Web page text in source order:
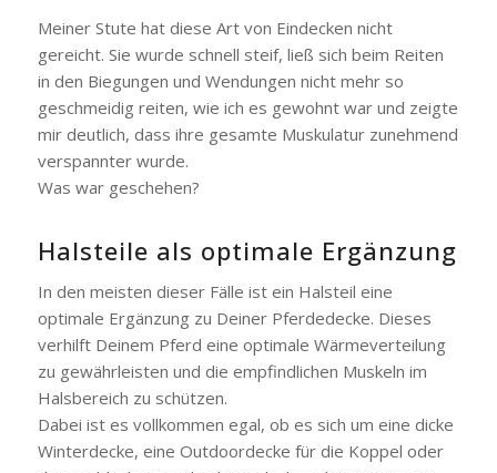
Meiner Stute hat diese Art von Eindecken nicht
gereicht. Sie wurde schnell steif, ließ sich beim Reiten
in den Biegungen und Wendungen nicht mehr so
geschmeidig reiten, wie ich es gewohnt war und zeigte
mir deutlich, dass ihre gesamte Muskulatur zunehmend
verspannter wurde.
Was war geschehen?
Halsteile als optimale Ergänzung
In den meisten dieser Fälle ist ein Halsteil eine
optimale Ergänzung zu Deiner Pferdedecke. Dieses
verhilft Deinem Pferd eine optimale Wärmeverteilung
zu gewährleisten und die empfindlichen Muskeln im
Halsbereich zu schützen.
Dabei ist es vollkommen egal, ob es sich um eine dicke
Winterdecke, eine Outdoordecke für die Koppel oder